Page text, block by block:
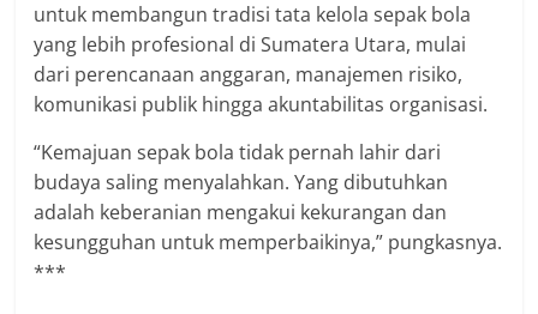
untuk membangun tradisi tata kelola sepak bola
yang lebih profesional di Sumatera Utara, mulai
dari perencanaan anggaran, manajemen risiko,
komunikasi publik hingga akuntabilitas organisasi.
“Kemajuan sepak bola tidak pernah lahir dari
budaya saling menyalahkan. Yang dibutuhkan
adalah keberanian mengakui kekurangan dan
kesungguhan untuk memperbaikinya,” pungkasnya.
***